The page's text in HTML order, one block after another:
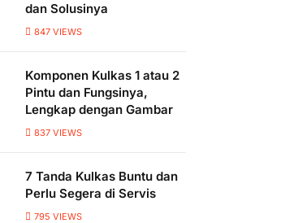
dan Solusinya
847 VIEWS
Komponen Kulkas 1 atau 2
Pintu dan Fungsinya,
Lengkap dengan Gambar
837 VIEWS
7 Tanda Kulkas Buntu dan
Perlu Segera di Servis
795 VIEWS